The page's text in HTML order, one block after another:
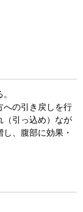
への引き戻しを行
（引っ込め）なが
、腹部に効果・